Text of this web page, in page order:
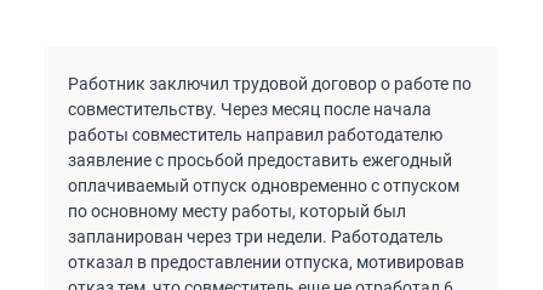
Работник заключил трудовой договор о работе по
совместительству. Через месяц после начала
работы совместитель направил работодателю
заявление с просьбой предоставить ежегодный
оплачиваемый отпуск одновременно с отпуском
по основному месту работы, который был
запланирован через три недели. Работодатель
отказал в предоставлении отпуска, мотивировав